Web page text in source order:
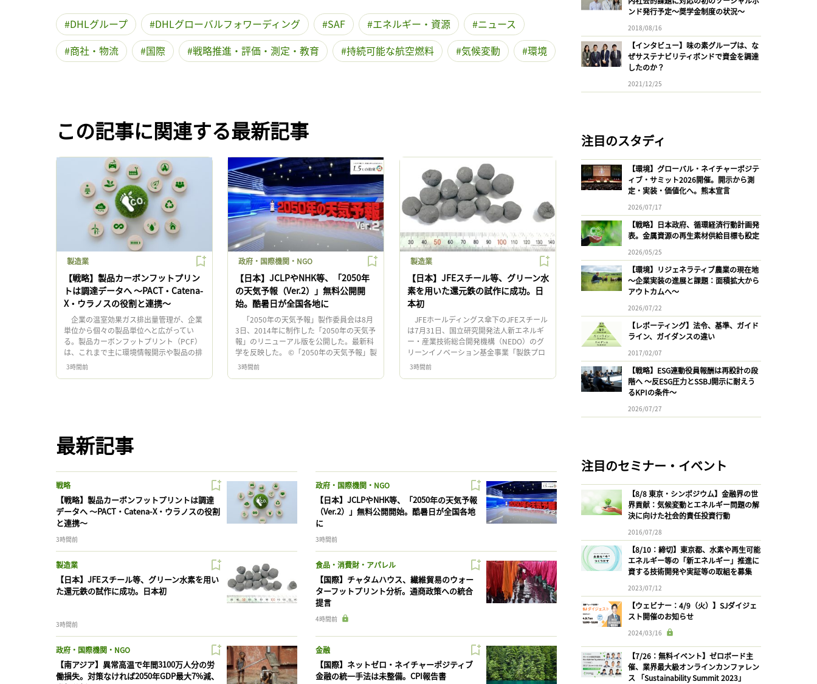
DHLグループ DHLグローバルフォワーディング SAF エネルギー・資源
ニュース
商社・物流
国際 戦略推進・評価・測定・教育 持続可能な航空燃料 気候変動 環境
この記事に関連する最新記事
製造業
【戦略】製品カーボンフットプリン
トは調達データへ 〜PACT・Catena-
X・ウラノスの役割と連携〜
企業の温室効果ガス排出量管理が、企業
単位から個々の製品単位へと広がってい
る。製品カーボンフットプリント（PCF）
は、これまで主に環境情報開示や製品の排
出量算定に用いられてきた。しかし現在、
3時間前
政府・国際機関・NGO
【日本】JCLPやNHK等、「2050年
の天気予報（Ver.2）」無料公開開
始。酷暑日が全国各地に
「2050年の天気予報」製作委員会は8月
3日、2014年に制作した「2050年の天気予
報」のリニューアル版を公開した。最新科
学を反映した。 ©「2050年の天気予報」製
作委員会 「2050年の天気予報」製作委
3時間前
製造業
【日本】JFEスチール等、グリーン水
素を用いた還元鉄の試作に成功。日
本初
JFEホールディングス傘下のJFEスチール
は7月31日、国立研究開発法人新エネルギ
ー・産業技術総合開発機構（NEDO）のグ
リーンイノベーション基金事業「製鉄プロ
セスにおける水素活用」プロジェクトの
3時間前
最新記事
戦略
【戦略】製品カーボンフットプリントは調達
データへ 〜PACT・Catena-X・ウラノスの役割
と連携〜
3時間前
政府・国際機関・NGO
【日本】JCLPやNHK等、「2050年の天気予報
（Ver.2）」無料公開開始。酷暑日が全国各地
に
3時間前
製造業
【日本】JFEスチール等、グリーン水素を用い
た還元鉄の試作に成功。日本初
3時間前
食品・消費財・アパレル
【国際】チャタムハウス、繊維貿易のウォー
ターフットプリント分析。通商政策への統合
提言
4時間前
政府・国際機関・NGO
【南アジア】異常高温で年間3100万人分の労
働損失。対策なければ2050年GDP最大7%減、
金融
【国際】ネットゼロ・ネイチャーポジティブ
金融の統一手法は未整備。CPI報告書
ンド発行予定〜奨学金制度の状況〜
2018/08/16
【インタビュー】味の素グループは、な
ぜサステナビリティボンドで資金を調達
したのか？
2021/12/25
注目のスタディ
【環境】グローバル・ネイチャーポジテ
ィブ・サミット2026開催。開示から測
定・実装・価値化へ。熊本宣言
2026/07/17
【戦略】日本政府、循環経済行動計画発
表。金属資源の再生素材供給目標も設定
2026/05/25
【環境】リジェネラティブ農業の現在地
〜企業実装の進展と課題：面積拡大から
アウトカムへ〜
2026/07/22
【レポーティング】法令、基準、ガイド
ライン、ガイダンスの違い
2017/02/07
【戦略】ESG連動役員報酬は再設計の段
階へ 〜反ESG圧力とSSBJ開示に耐えう
るKPIの条件〜
2026/07/27
注目のセミナー・イベント
【8/8 東京・シンポジウム】金融界の世
界貢献：気候変動とエネルギー問題の解
決に向けた社会的責任投資行動
2016/07/28
【8/10：締切】東京都、水素や再生可能
エネルギー等の「新エネルギー」推進に
資する技術開発や実証等の取組を募集
2023/07/12
【ウェビナー：4/9（火）】SJダイジェ
スト開催のお知らせ
2024/03/16
【7/26：無料イベント】ゼロボード主
催、業界最大級オンラインカンファレン
ス 「Sustainability Summit 2023」